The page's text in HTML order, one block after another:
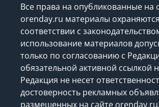
Все права на опубликованные на
orenday.ru материалы
соответствии с
использование материалов
только по согласованию с
обязательной активной ссылкой
Редакция не несет
достоверность рекламных
размещенных на сайте orenday.ru,